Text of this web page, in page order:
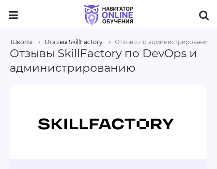
Школы Отзывы SkillFactory Отзывы по администрированию
Отзывы SkillFactory по DevOps и
администрированию